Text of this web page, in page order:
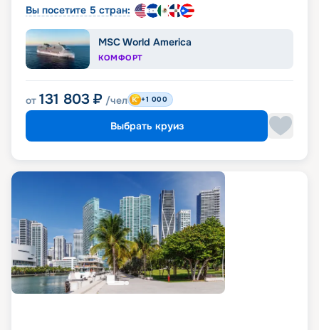
Вы посетите 5 стран:
MSC World America
КОМФОРТ
от 131 803 ₽ /чел +1 000
Выбрать круиз